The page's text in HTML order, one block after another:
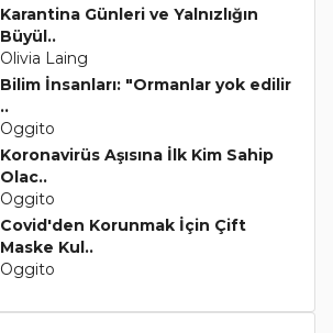
Karantina Günleri ve Yalnızlığın
Büyül..
Olivia Laing
Bilim İnsanları: "Ormanlar yok edilir
..
Oggito
Koronavirüs Aşısına İlk Kim Sahip
Olac..
Oggito
Covid'den Korunmak İçin Çift
Maske Kul..
Oggito